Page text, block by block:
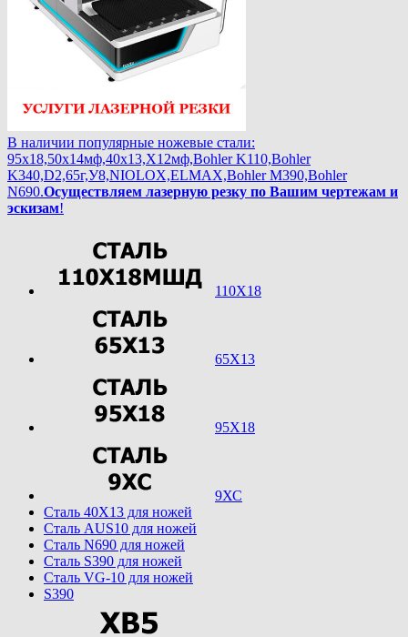
В наличии популярные ножевые стали:
95х18,50х14мф,40х13,Х12мф,Bohler K110,Bohler
K340,D2,65г,У8,NIOLOX,ELMAX,Bohler М390,Bohler
N690.Осуществляем лазерную резку по Вашим чертежам и
эскизам!
110Х18
65Х13
95Х18
9ХС
Cталь 40Х13 для ножей
Cталь AUS10 для ножей
Cталь N690 для ножей
Cталь S390 для ножей
Cталь VG-10 для ножей
S390